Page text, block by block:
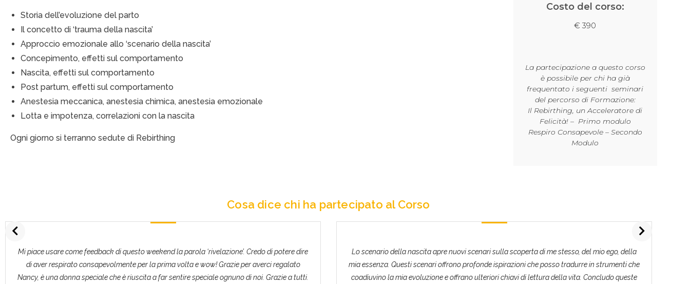
Storia dell’evoluzione del parto
Il concetto di ‘trauma della nascita’
Approccio emozionale allo ‘scenario della nascita’
Concepimento, effetti sul comportamento
Nascita, effetti sul comportamento
Post partum, effetti sul comportamento
Anestesia meccanica, anestesia chimica, anestesia emozionale
Lotta e impotenza, correlazioni con la nascita
Ogni giorno si terranno sedute di Rebirthing
Costo del corso:
€ 390
La partecipazione a questo corso
è possibile per chi ha già
frequentato i seguenti seminari
del percorso di Formazione:
Il Rebirthing, un Acceleratore di
Felicità! – Primo modulo
Respiro Consapevole – Secondo
Modulo
Cosa dice chi ha partecipato al Corso
Mi piace usare come feedback di questo weekend la parola ‘rivelazione’. Credo di potere dire
di aver respirato consapevolmente per la prima volta e wow! Grazie per averci regalato
Nancy, è una donna speciale che è riuscita a far sentire speciale ognuno di noi. Grazie a tutti.
Lo scenario della nascita apre nuovi scenari sulla scoperta di me stesso, del mio ego, della
mia essenza. Questi scenari offrono profonde ispirazioni che posso tradurre in strumenti che
coadiuvino la mia evoluzione e offrano ulteriori chiavi di lettura della vita. Concludo queste